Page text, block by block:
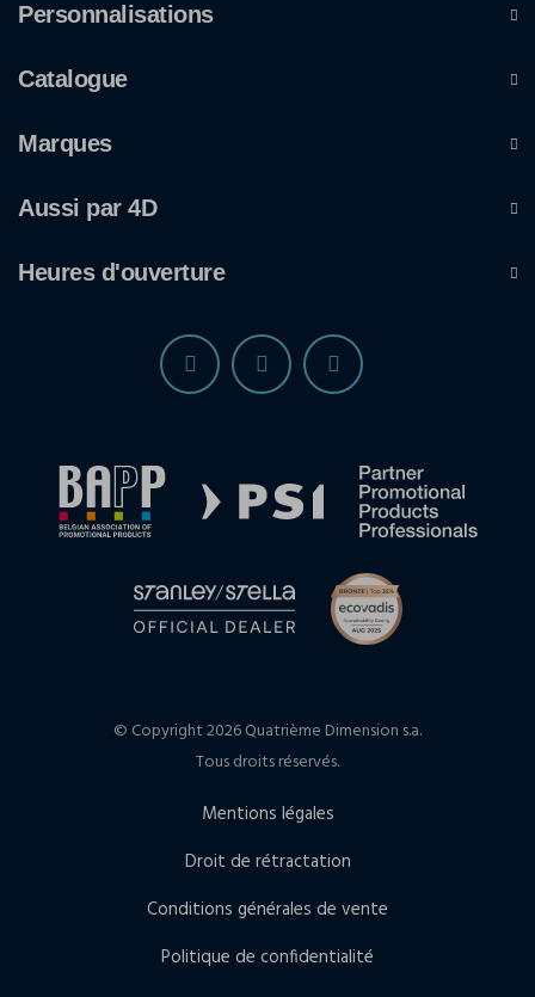
Personnalisations
Catalogue
Marques
Aussi par 4D
Heures d'ouverture
© Copyright 2026 Quatrième Dimension s.a.
Tous droits réservés.
Mentions légales
Droit de rétractation
Conditions générales de vente
Politique de confidentialité